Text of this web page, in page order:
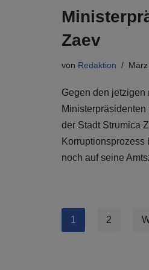
Zaev
von Redaktion
Gegen den jetzigen
der Stadt Strumica
noch auf seine
1 2